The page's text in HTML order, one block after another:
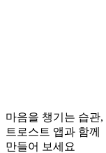
마음을 챙기는 습관,
트로스트 앱과 함께
만들어 보세요